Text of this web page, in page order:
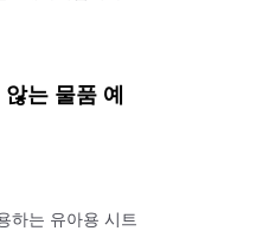
는 물품 예
하는 유아용 시트